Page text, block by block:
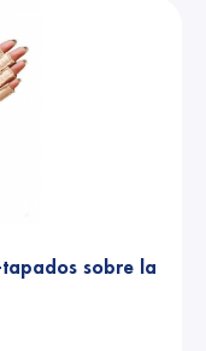
sobre la